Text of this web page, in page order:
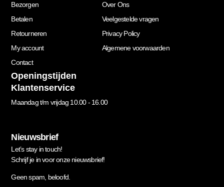
Bezorgen
Betalen
Retourneren
My account
Contact
Over Ons
Veelgestelde vragen
Privacy Policy
Algemene voorwaarden
Openingstijden
Klantenservice
Maandag t/m vrijdag 10.00 - 16.00
Nieuwsbrief
Let’s stay in touch!
Schrijf je in voor onze nieuwsbrief!
Geen spam, beloofd.